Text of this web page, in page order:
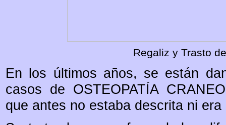
Regaliz y Trasto
En los últimos años, se están
casos de OSTEOPATÍA
que antes no estaba descrita ni